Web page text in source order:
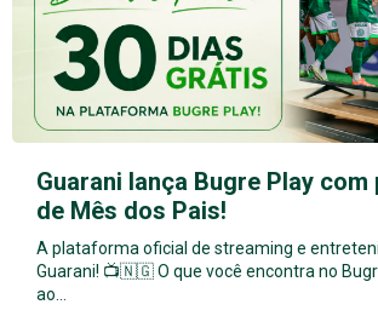
Guarani lança Bugre Play
de Mês dos Pais!
A plataforma oficial de streaming e
Guarani! 📺🇳🇬 O que você encontra no
ao…